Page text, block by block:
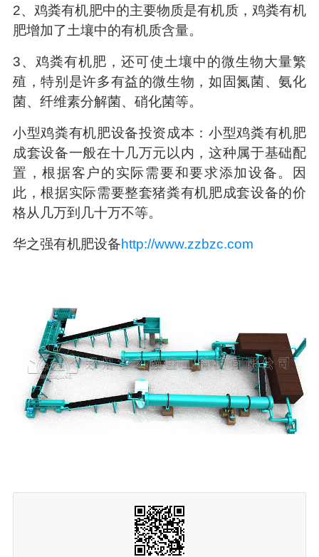
2、鸡粪有机肥中的主要物质是有机质，鸡粪有机
肥增加了土壤中的有机质含量。
3、鸡粪有机肥，还可使土壤中的微生物大量繁
殖，特别是许多有益的微生物，如固氮菌、氨化
菌、纤维素分解菌、硝化菌等。
小型鸡粪有机肥设备投资成本：小型鸡粪有机肥
成套设备一般在十几万元以内，这种属于基础配
置，根据客户的实际需要和要求添加设备。因
此，根据实际需要整套猪粪有机肥成套设备的价
格从几万到几十万不等。
华之强有机肥设备http://www.zzbzc.com